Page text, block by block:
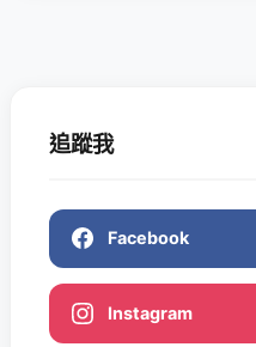
追蹤我
Facebook
Instagram